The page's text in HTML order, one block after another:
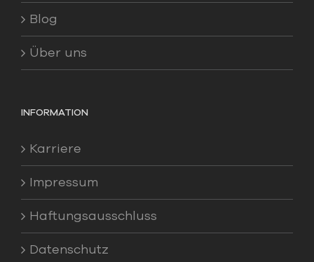
Blog
Über uns
INFORMATION
Karriere
Impressum
Haftungsausschluss
Datenschutz